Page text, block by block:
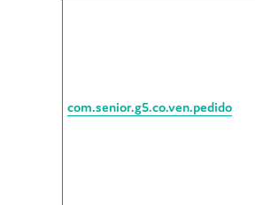
com.senior.g5.co.ven.pedido